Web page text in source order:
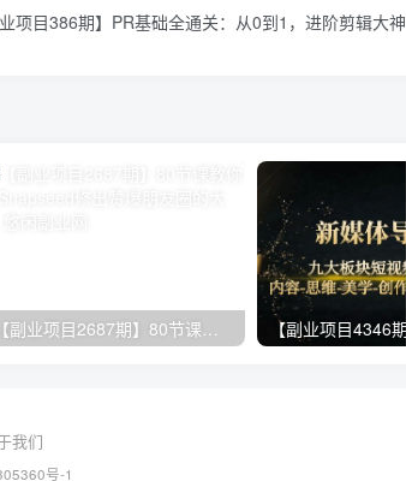
业项目386期】PR基础全通关：从0到1，进阶剪辑大神
我们
号-1